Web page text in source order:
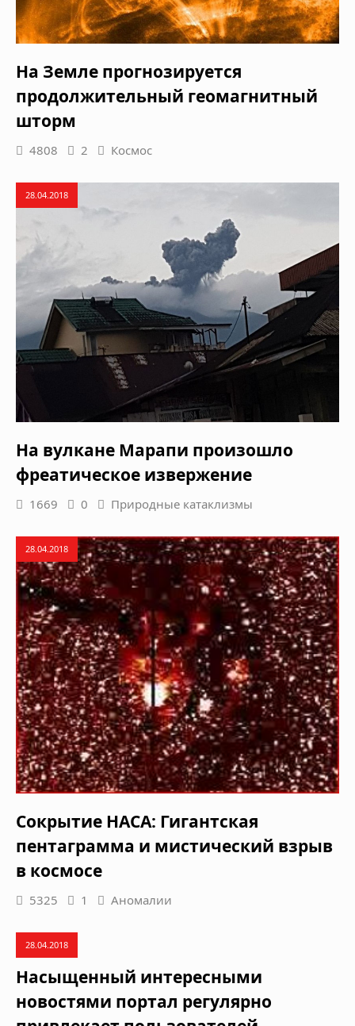
На Земле прогнозируется
продолжительный геомагнитный
шторм
4808 2 Космос
28.04.2018
На вулкане Марапи произошло
фреатическое извержение
1669 0 Природные катаклизмы
28.04.2018
Сокрытие НАСА: Гигантская
пентаграмма и мистический взрыв
в космосе
5325 1 Аномалии
28.04.2018
Насыщенный интересными
новостями портал регулярно